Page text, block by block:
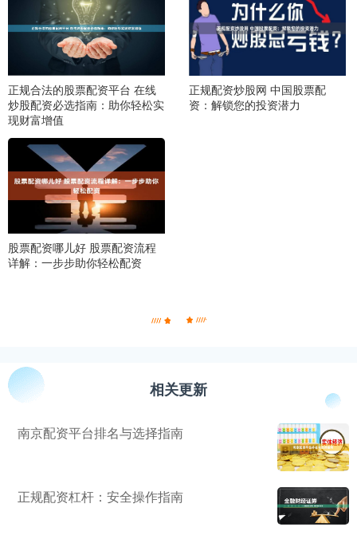
正规合法的股票配资平台 在线
炒股配资必选指南：助你轻松实
现财富增值
正规配资炒股网 中国股票配
资：解锁您的投资潜力
股票配资哪儿好 股票配资流程
详解：一步步助你轻松配资
相关更新
南京配资平台排名与选择指南
正规配资杠杆：安全操作指南